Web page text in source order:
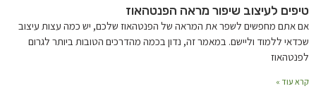
טיפים לעיצוב שיפור מראה הפנטהאוז
אם אתם מחפשים לשפר את המראה של הפנטהאוז שלכם, יש כמה עצות עיצוב
שכדאי ללמוד וליישם. במאמר זה, נדון בכמה מהדרכים הטובות ביותר לגרום
לפנטהאוז
קרא עוד »